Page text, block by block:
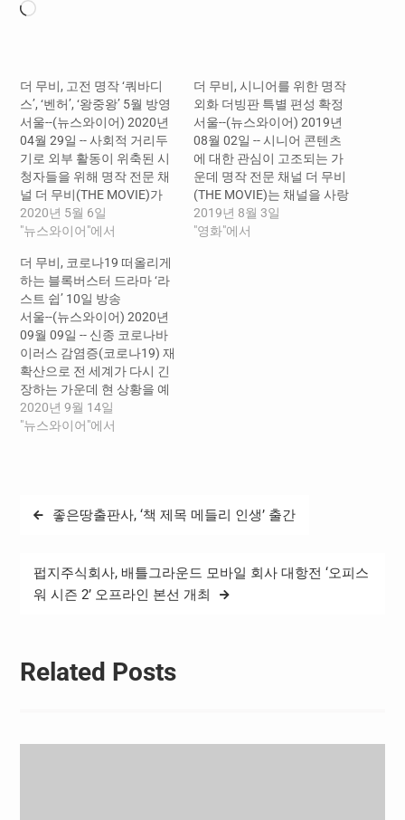
로
더 무비, 고전 명작 ‘쿼바디
스’, ‘벤허’, ‘왕중왕’ 5월 방영
서울--(뉴스와이어) 2020년
04월 29일 -- 사회적 거리두
기로 외부 활동이 위축된 시
청자들을 위해 명작 전문 채
널 더 무비(THE MOVIE)가
매주 금요일 밤 10시에 방영
하는 ‘금요명작관’에서 ‘쿼바
적인 고전 명작 영화 5편을 5
월 한 달간 방영한다. 먼저 5
월 1일에는 로버트 테일러,
데보라 카 주연의 아카데미
8개 부문 후보에 오른 걸작…
2020년 5월 6일
"뉴스와이어"에서
더 무비, 시니어를 위한 명작
외화 더빙판 특별 편성 확정
서울--(뉴스와이어) 2019년
08월 02일 -- 시니어 콘텐츠
에 대한 관심이 고조되는 가
운데 명작 전문 채널 더 무비
(THE MOVIE)는 채널을 사랑
해 주는 시니어 시청자에게
보답하고자 명작 외화 더빙
2019년 8월 3일
"영화"에서
더 무비, 코로나19 떠올리게
하는 블록버스터 드라마 ‘라
스트 쉽’ 10일 방송
서울--(뉴스와이어) 2020년
09월 09일 -- 신종 코로나바
이러스 감염증(코로나19) 재
확산으로 전 세계가 다시 긴
장하는 가운데 현 상황을 예
견한 듯한 전염병 소재의 재
난 액션 블록버스터 드라마
즌 1이다. 2014년부터 2018
2020년 9월 14일
"뉴스와이어"에서
글
색
좋은땅출판사, ‘책 제목 메들리 인생’ 출간
펍지주식회사, 배틀그라운드 모바일 회사 대항전 ‘오피스
워 시즌 2’ 오프라인 본선 개최
Related Posts